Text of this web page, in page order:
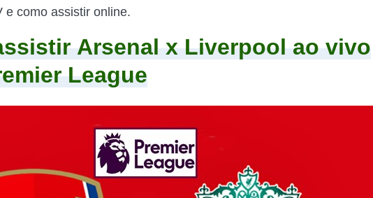
e como assistir online.
Arsenal x Liverpool ao vivo
League